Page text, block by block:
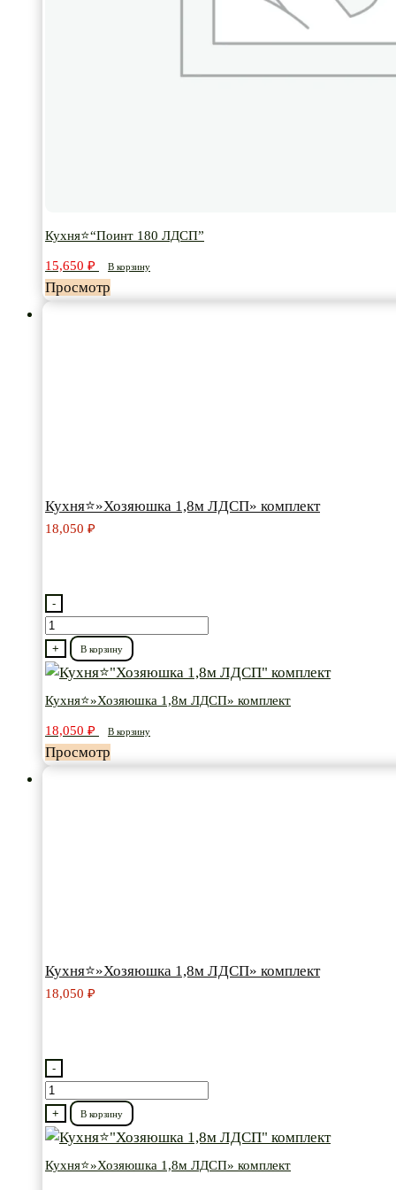
Кухня⭐“Поинт 180 ЛДСП”
15,650 ₽ В корзину
Просмотр
Кухня⭐»Хозяюшка 1,8м ЛДСП» комплект
18,050 ₽
-
Количество
товара
Кухня⭐"Хозяюшка
ЛДСП"
комплект
+ В корзину
Кухня⭐»Хозяюшка 1,8м ЛДСП» комплект
18,050 ₽ В корзину
Просмотр
Кухня⭐»Хозяюшка 1,8м ЛДСП» комплект
18,050 ₽
-
Количество
товара
Кухня⭐"Хозяюшка
ЛДСП"
+ В корзину
Кухня⭐»Хозяюшка 1,8м ЛДСП» комплект